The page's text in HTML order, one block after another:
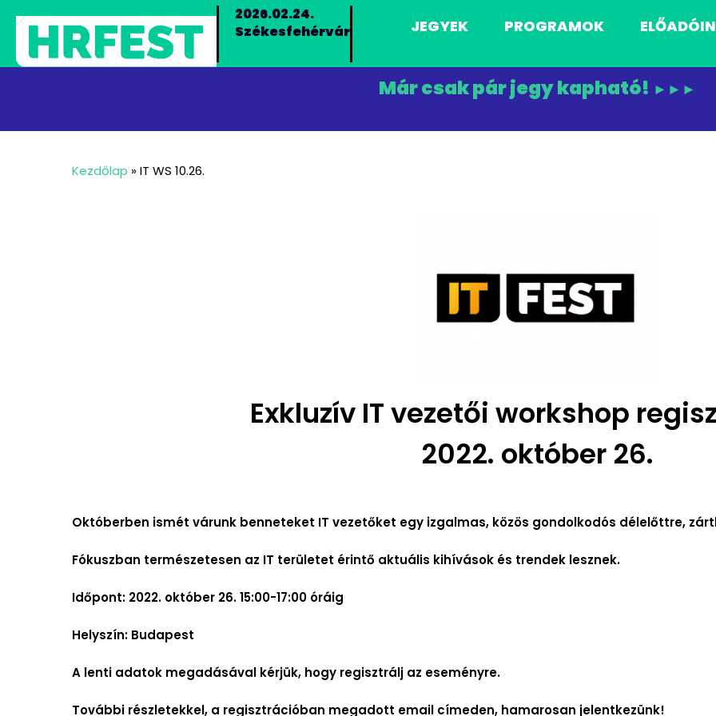
2026.02.24.
Székesfehérvár
JEGYEK PROGRAMOK
Már csak pár jegy kapható! ►►►
Kezdőlap »IT WS 10.26.
Exkluzív IT vezetői workshop
2022. október 26.
Októberben ismét várunk benneteket IT vezetőket egy izgalmas, közös gondolkodós délelőttre,
Fókuszban természetesen az IT területet érintő aktuális kihívások és trendek lesznek.
Időpont: 2022. október 26. 15:00-17:00 óráig
Helyszín: Budapest
A lenti adatok megadásával kérjük, hogy regisztrálj az eseményre.
További részletekkel, a regisztrációban megadott email címeden, hamarosan jelentkezünk!